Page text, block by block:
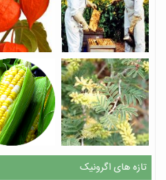
تازه های اگرونیک